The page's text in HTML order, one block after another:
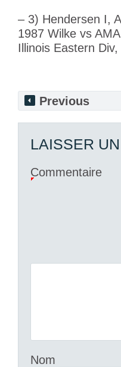
– 3) Hendersen I,
1987 Wilke vs
Illinois Eastern
Previous
LAISSER
Commentaire
Nom